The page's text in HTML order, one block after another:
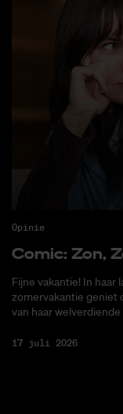
Opinie
Co­mic: Zon,
Fijne vakantie! In haar
zomervakantie geniet
van haar
17 juli 2026